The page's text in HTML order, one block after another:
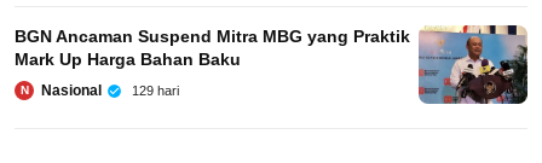
BGN Ancaman Suspend Mitra MBG yang Praktik
Mark Up Harga Bahan Baku
N Nasional 129 hari